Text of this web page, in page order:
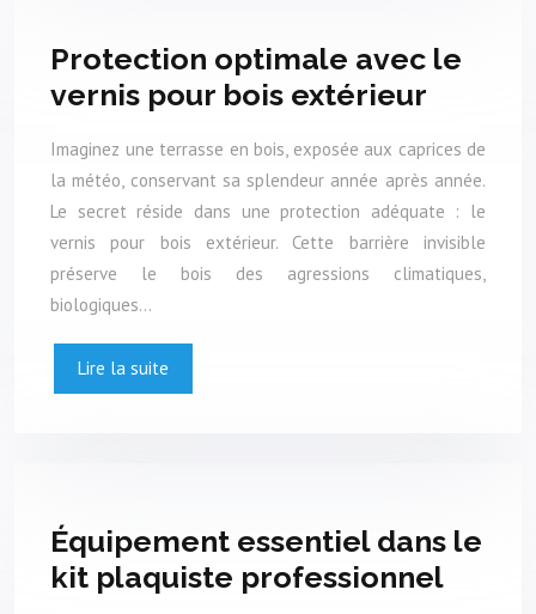
Protection optimale avec le
vernis pour bois extérieur
Imaginez une terrasse en bois, exposée aux caprices de
la météo, conservant sa splendeur année après année.
Le secret réside dans une protection adéquate : le
vernis pour bois extérieur. Cette barrière invisible
préserve le bois des agressions climatiques,
biologiques…
Lire la suite
Équipement essentiel dans le
kit plaquiste professionnel